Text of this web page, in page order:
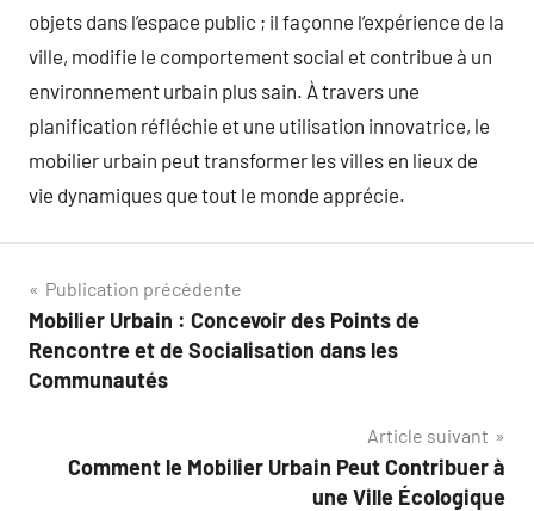
objets dans l’espace public ; il façonne l’expérience de la
ville, modifie le comportement social et contribue à un
environnement urbain plus sain. À travers une
planification réfléchie et une utilisation innovatrice, le
mobilier urbain peut transformer les villes en lieux de
vie dynamiques que tout le monde apprécie.
Navigation
de
l’article
Publication précédente
Mobilier Urbain : Concevoir des Points de
Rencontre et de Socialisation dans les
Communautés
Article suivant
Comment le Mobilier Urbain Peut Contribuer à
une Ville Écologique